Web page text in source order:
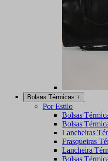
Bolsas Térmicas +
Por Estilo
Bolsas
Bolsas
Lancheiras
Frasqueiras
Lancheira
Bolsas